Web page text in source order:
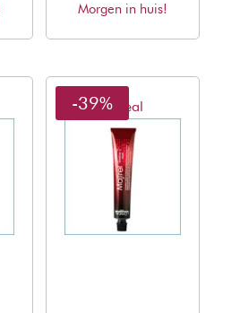
was:
is:
Morgen in huis!
L'oreal
-39%